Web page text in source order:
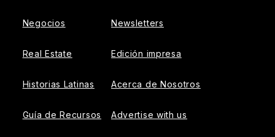
Negocios
Real Estate
Historias Latinas
Guía de Recursos
Newsletters
Edición impresa
Acerca de Nosotros
Advertise with us